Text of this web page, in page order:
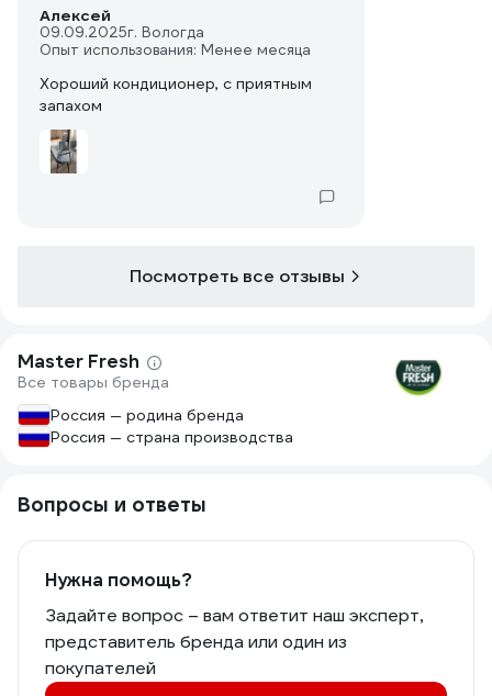
Алексей
09.09.2025г. Вологда
Опыт использования: Менее месяца
Хороший кондиционер, с приятным
запахом
Посмотреть все отзывы
Master Fresh
Все товары бренда
Россия — родина бренда
Россия — страна производства
Вопросы и ответы
Нужна помощь?
Задайте вопрос – вам ответит наш эксперт,
представитель бренда или один из
покупателей